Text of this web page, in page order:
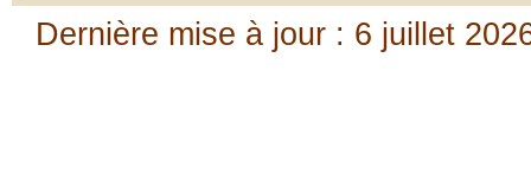
Dernière mise à jour : 6 juillet